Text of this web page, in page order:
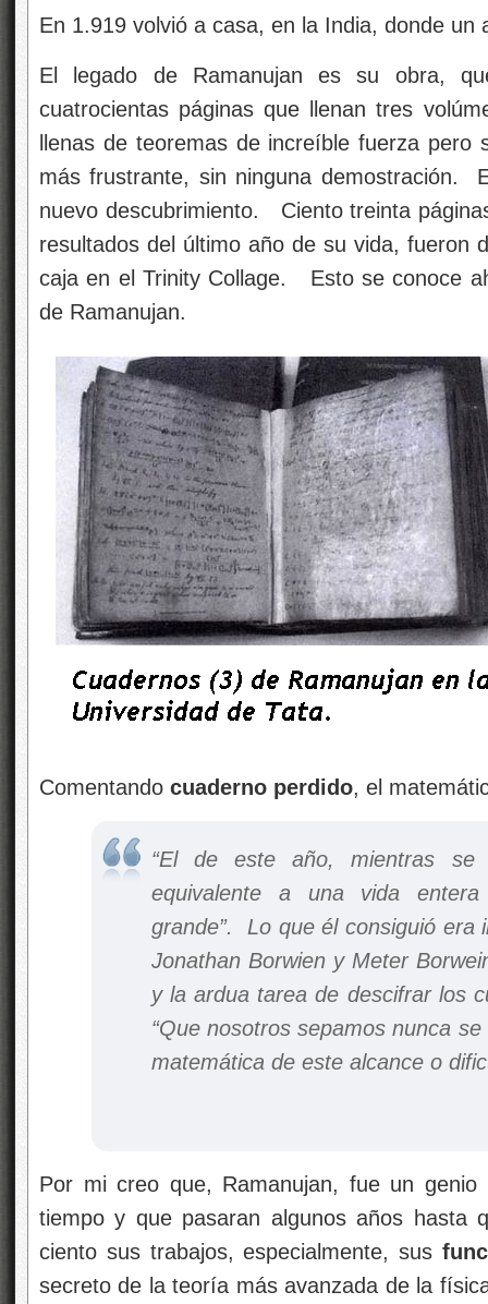
En 1.919 volvió a casa, en la India, donde
El legado de Ramanujan es su obra,
cuatrocientas páginas que llenan tres
llenas de teoremas de increíble fuerza
más frustrante, sin ninguna demostración.
nuevo descubrimiento. Ciento treinta
resultados del último año de su vida, fueron
caja en el Trinity Collage. Esto se conoce
de Ramanujan.
Comentando cuaderno perdido, el
“El de este año, mientras se
equivalente a una vida
grande”. Lo que él consiguió
Jonathan Borwien y Meter
y la ardua tarea de descifrar los
“Que nosotros sepamos nunca
matemática de este alcance o
Por mi creo que, Ramanujan, fue un
tiempo y que pasaran algunos años hasta
ciento sus trabajos, especialmente, sus
secreto de la teoría más avanzada de la